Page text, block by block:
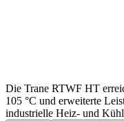
Die Trane RTWF HT
105 °C und erweiterte
industrielle Heiz- und